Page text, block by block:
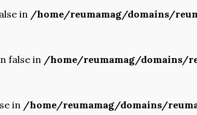
in /home/reumamag/domains/
false in /home/reumamag/domains/
in /home/reumamag/domains/